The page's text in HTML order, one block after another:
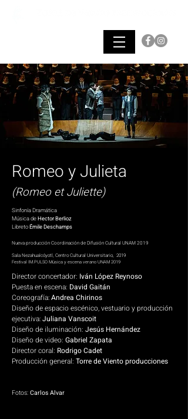
Romeo y Julieta
(Romeo et Juliette)
Sinfonía Dramática
Música deHector Berlioz
LibretoÉmile Deschamps
Nueva producción Coordinación de Difusión Cultural UNAM 2019
Sala Nezahualcóyotl, Centro Cultural Universitario, 2019
Festival IM.PULSO Música y escena verano UNAM 2019
Director concertador: Iván López Reynoso
Puesta en escena: David Gaitán
Coreografía:Andrea Chirinos
Diseño de espacio escénico, vestuario y producción
ejecutiva:Juliana Vanscoit
Diseño de iluminación: Jesús Hernández
Diseño de video: Gabriel Zapata
Director coral: Rodrigo Cadet
Producción general: Torre de Viento producciones
Fotos: Carlos Alvar